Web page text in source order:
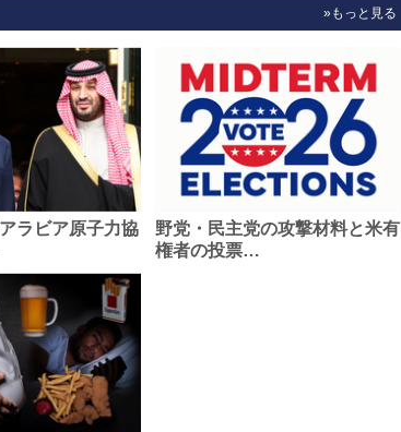
»もっと見る
ラビア原子力協
野党・民主党の攻撃材料と米有
権者の投票…